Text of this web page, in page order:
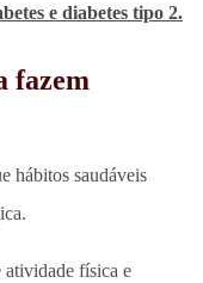
e diabetes tipo 2.
fazem
hábitos saudáveis
física e